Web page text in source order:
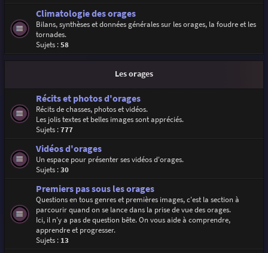
Climatologie des orages
Bilans, synthèses et données générales sur les orages, la foudre et les
tornades.
Sujets :58
Les orages
Récits et photos d'orages
Récits de chasses, photos et vidéos.
Les jolis textes et belles images sont appréciés.
Sujets :777
Vidéos d'orages
Un espace pour présenter ses vidéos d'orages.
Sujets :30
Premiers pas sous les orages
Questions en tous genres et premières images, c'est la section à
parcourir quand on se lance dans la prise de vue des orages.
Ici, il n'y a pas de question bête. On vous aide à comprendre,
apprendre et progresser.
Sujets : 13